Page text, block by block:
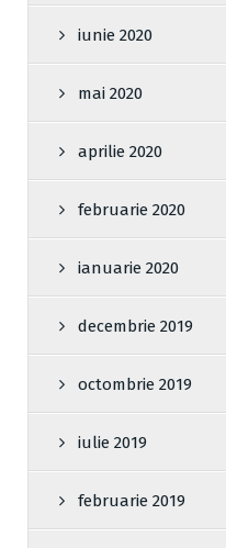
iunie 2020
mai 2020
aprilie 2020
februarie 2020
ianuarie 2020
decembrie 2019
octombrie 2019
iulie 2019
februarie 2019